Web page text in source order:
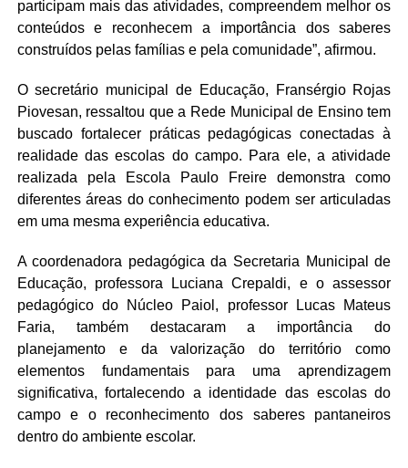
participam mais das atividades, compreendem melhor os
conteúdos e reconhecem a importância dos saberes
construídos pelas famílias e pela comunidade”, afirmou.
O secretário municipal de Educação, Fransérgio Rojas
Piovesan, ressaltou que a Rede Municipal de Ensino tem
buscado fortalecer práticas pedagógicas conectadas à
realidade das escolas do campo. Para ele, a atividade
realizada pela Escola Paulo Freire demonstra como
diferentes áreas do conhecimento podem ser articuladas
em uma mesma experiência educativa.
A coordenadora pedagógica da Secretaria Municipal de
Educação, professora Luciana Crepaldi, e o assessor
pedagógico do Núcleo Paiol, professor Lucas Mateus
Faria, também destacaram a importância do
planejamento e da valorização do território como
elementos fundamentais para uma aprendizagem
significativa, fortalecendo a identidade das escolas do
campo e o reconhecimento dos saberes pantaneiros
dentro do ambiente escolar.